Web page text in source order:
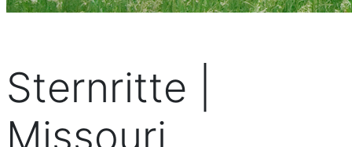
Sternritte |
Missouri